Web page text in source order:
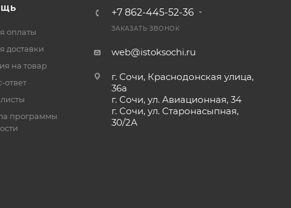
оплаты
доставки
на товар
ответ
программы
+7 862-445-52-36
ЗАКАЗАТЬ ЗВОНОК
web@istoksochi.ru
г. Сочи, Краснодонская улица,
36а
г. Сочи, ул. Авиационная, 34
г. Сочи, ул. Старонасыпная,
30/2А